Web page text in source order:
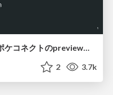
2 3.7k